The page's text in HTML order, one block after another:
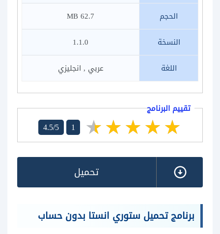
الحجم
62.7 MB
النسخة
1.1.0
اللغة
عربي , انجليزي
تقييم البرنامج
4.5/5 1
تحميل
برنامج تحميل ستوري انستا بدون حساب